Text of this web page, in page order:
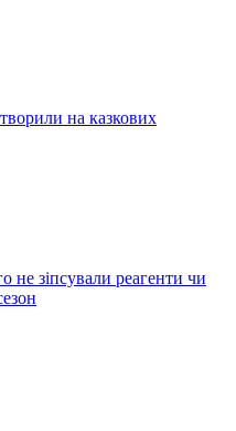
на казкових
не зіпсували реагенти чи